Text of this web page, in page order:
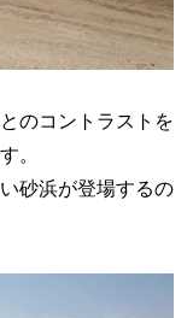
のコントラストを
。
砂浜が登場するの